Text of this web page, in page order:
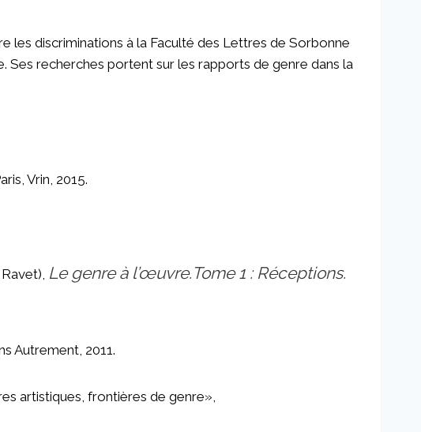
les discriminations à la Faculté des Lettres de Sorbonne
Ses recherches portent sur les rapports de genre dans la
Vrin, 2015.
Le genre à l’œuvre. Tome 1 : Réceptions.
Autrement, 2011.
artistiques, frontières de genre»,